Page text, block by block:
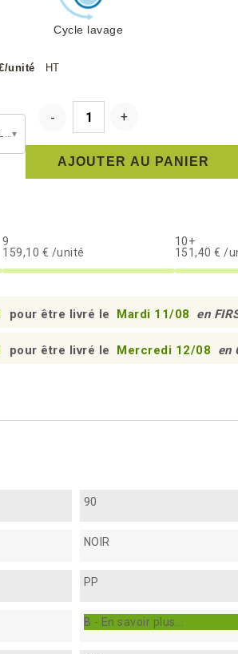
Cycle lavage
unité HT
BARQUETTE COCOTTE 90CL + COUVERCLE▾
AJOUTER AU PANIER
9
159,10 € /unité
10+
151,40 € /
pour être livré le Mardi 11/08 en
pour être livré le Mercredi 12/08 en
90
NOIR
PP
B - En savoir plus...